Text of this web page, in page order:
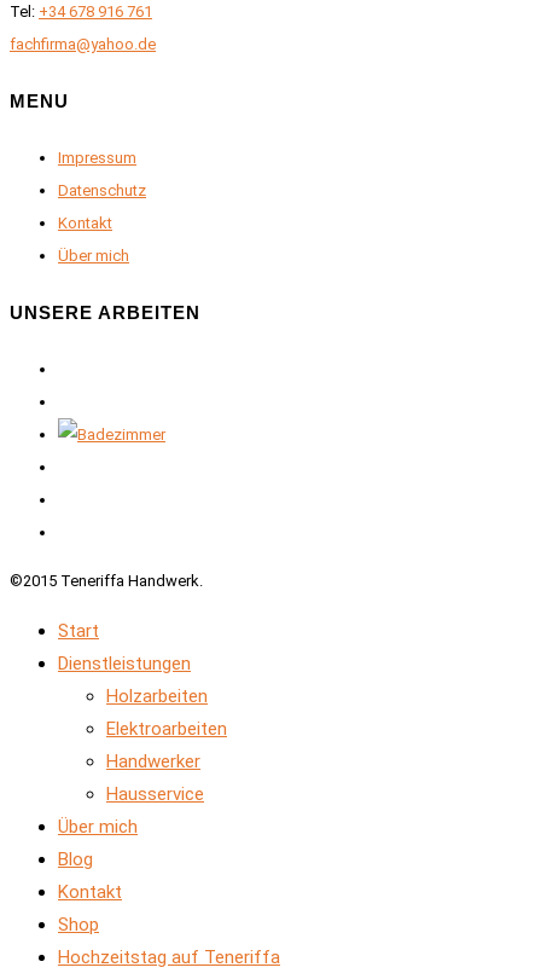
Tel: +34 678 916 761
fachfirma@yahoo.de
MENU
Impressum
Datenschutz
Kontakt
Über mich
UNSERE ARBEITEN
©2015 Teneriffa Handwerk.
Start
Dienstleistungen
Holzarbeiten
Elektroarbeiten
Handwerker
Hausservice
Über mich
Blog
Kontakt
Shop
Hochzeitstag auf Teneriffa